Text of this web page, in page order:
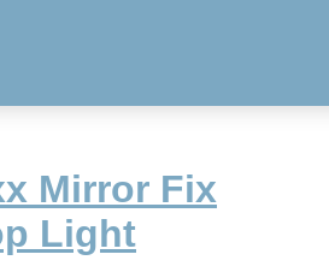
Mirror Fix
Light